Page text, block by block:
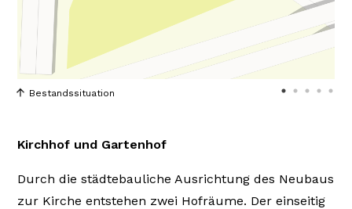
Bestandssituation
Kirchhof und Gartenhof
Durch die städtebauliche Ausrichtung des Neubaus
zur Kirche entstehen zwei Hofräume. Der einseitig